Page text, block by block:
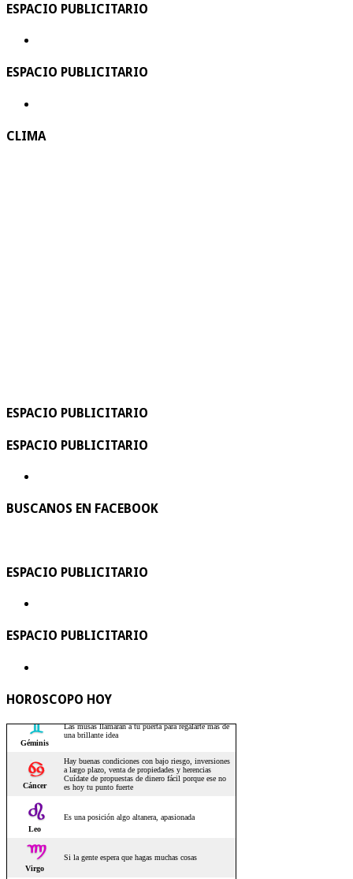
ESPACIO PUBLICITARIO
ESPACIO PUBLICITARIO
CLIMA
ESPACIO PUBLICITARIO
ESPACIO PUBLICITARIO
BUSCANOS EN FACEBOOK
ESPACIO PUBLICITARIO
ESPACIO PUBLICITARIO
HOROSCOPO HOY